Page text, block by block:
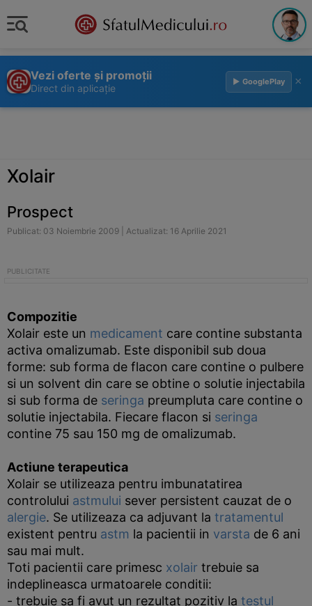
Vezi oferte și promoții
Direct din aplicație
▶ GooglePlay ×
Xolair
Prospect
Publicat: 03 Noiembrie 2009 | Actualizat: 16 Aprilie 2021
Compozitie
Xolair este un medicament care contine substanta
activa omalizumab. Este disponibil sub doua
forme: sub forma de flacon care contine o pulbere
si un solvent din care se obtine o solutie injectabila
si sub forma de seringa preumpluta care contine o
solutie injectabila. Fiecare flacon si seringa
contine 75 sau 150 mg de omalizumab.
Actiune terapeutica
Xolair se utilizeaza pentru imbunatatirea
controlului astmului sever persistent cauzat de o
alergie. Se utilizeaza ca adjuvant la tratamentul
existent pentru astm la pacientii in varsta de 6 ani
sau mai mult.
Toti pacientii care primesc xolair trebuie sa
indeplineasca urmatoarele conditii:
- trebuie sa fi avut un rezultat pozitiv la testul